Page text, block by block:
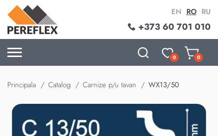
+373 60 701 010
EN RO RU
0 0
Principala Catalog Carnize p/u tavan WX13/50